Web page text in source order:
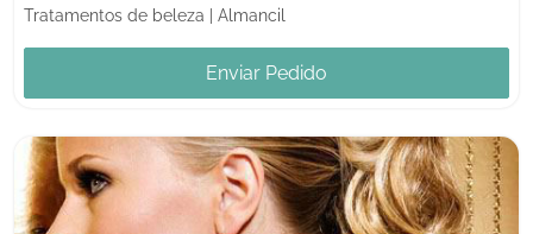
Tratamentos de beleza Almancil
Enviar Pedido